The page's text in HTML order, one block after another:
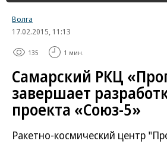
Волга
17.02.2015, 11:13
135 1 мин.
Самарский РКЦ
завершает
проекта «Союз-5»
Ракетно-космический центр